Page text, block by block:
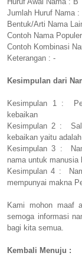
Jumlah Huruf Nama :
Bentuk/Arti Nama
Contoh Nama
Contoh Kombinasi
Keterangan : -
Kesimpulan dari
Kesimpulan 1 :
kebaikan
Kesimpulan 2 :
kebaikan yaitu
Kesimpulan 3 :
nama untuk manusia
Kesimpulan 4 :
mempunyai makna
Kami mohon maaf
semoga informasi
bagi kita semua.
Kembali Menuju :